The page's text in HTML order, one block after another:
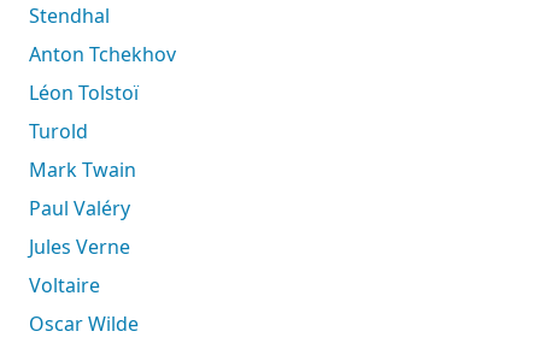
Stendhal
Anton Tchekhov
Léon Tolstoï
Turold
Mark Twain
Paul Valéry
Jules Verne
Voltaire
Oscar Wilde